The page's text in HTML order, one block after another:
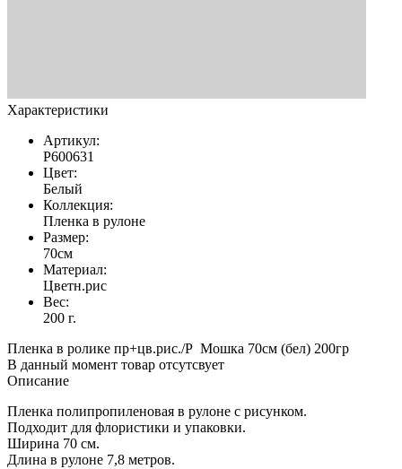
Характеристики
Артикул:
Р600631
Цвет:
Белый
Коллекция:
Пленка в рулоне
Размер:
70см
Материал:
Цветн.рис
Вес:
200 г.
Пленка в ролике пр+цв.рис./Р Мошка 70см (бел) 200гр
В данный момент товар отсутсвует
Описание
Пленка полипропиленовая в рулоне с рисунком.
Подходит для флористики и упаковки.
Ширина 70 см.
Длина в рулоне 7,8 метров.